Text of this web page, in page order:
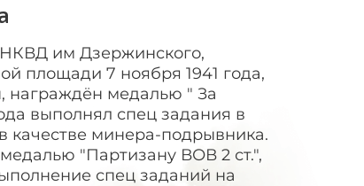
им Дзержинского,
площади 7 ноября 1941 года,
награждён медалью " За
выполнял спец задания в
качестве минера-подрывника.
"Партизану ВОВ 2 ст.",
спец заданий на